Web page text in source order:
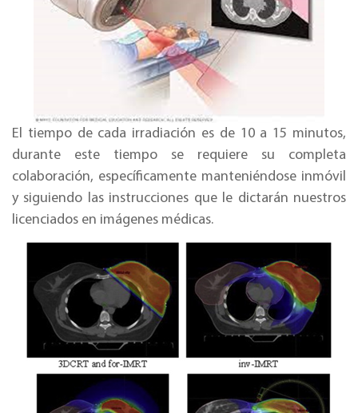
El tiempo de cada irradiación es de 10 a 15 minutos,
durante este tiempo se requiere su completa
colaboración, específicamente manteniéndose inmóvil
y siguiendo las instrucciones que le dictarán nuestros
licenciados en imágenes médicas.